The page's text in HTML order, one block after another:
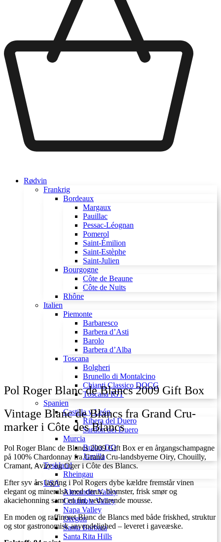
Rødvin
Frankrig
Bordeaux
Margaux
Pauillac
Pessac-Léognan
Pomerol
Saint-Émilion
Saint-Estèphe
Saint-Julien
Bourgogne
Côte de Beaune
Côte de Nuits
Rhône
Italien
Piemonte
Barbaresco
Barbera d’Asti
Barolo
Barbera d’Alba
Toscana
Bolgheri
Brunello di Montalcino
Chianti Classico DOCG
Toscana IGT
Spanien
Castilla y León
Ribera del Duero
Sardón del Duero
Murcia
Bullas DO
Jumilla
Tyskland
Rheingau
USA
Alexander Valley
Columbia Valley
Napa Valley
Oregon
Santa Barbara
Santa Rita Hills
Pol Roger Blanc de Blancs 2009 Gift Box
Vintage Blanc de Blancs fra Grand Cru-
marker i Côte des Blancs
Pol Roger Blanc de Blancs 2009 Gift Box er en årgangschampagne
på 100% Chardonnay fra Grand Cru-landsbyerne Oiry, Chouilly,
Cramant, Avize og Oger i Côte des Blancs.
Efter syv års lagring i Pol Rogers dybe kældre fremstår vinen
elegant og mineralsk med citrus, blomster, frisk smør og
akaciehonning samt en fin, vedvarende mousse.
En moden og raffineret Blanc de Blancs med både friskhed, struktur
og stor gastronomisk anvendelighed – leveret i gaveæske.